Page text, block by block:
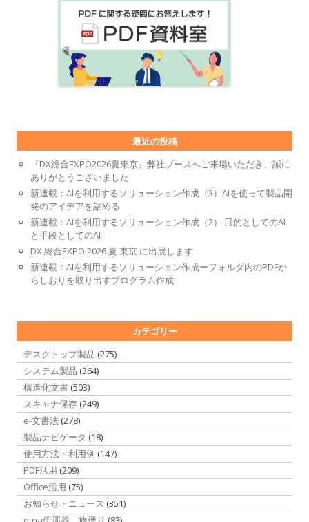
最近の投稿
『DX総合EXPO2026夏東京』弊社ブースへご来場いただき、誠に
ありがとうございました
新連載：AIを利用するソリューション作成（3）AIを使って製品開
発のアイデアを詰める
新連載：AIを利用するソリューション作成（2） 目的としてのAI
と手段としてのAI
DX 総合EXPO 2026 夏 東京 に出展します
新連載：AIを利用するソリューション作成ーフォルダ内のPDFか
らしおりを取り出すプログラム作成
カテゴリー
デスクトップ製品 (275)
システム製品 (364)
構造化文書 (503)
スキャナ保存 (249)
e-文書法 (278)
製品ナビゲータ (18)
使用方法・利用例 (147)
PDF活用 (209)
Office活用 (75)
お知らせ・ニュース (351)